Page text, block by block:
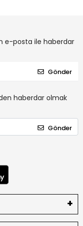
e-posta ile haberdar
Gönder
haberdar olmak
Gönder